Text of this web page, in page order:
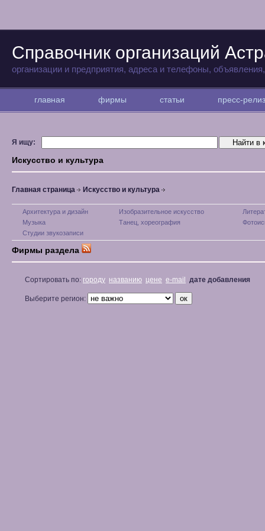
Справочник организаций
организации и предприятия, адреса и телефоны,
главная фирмы статьи пресс-
Я ищу:
Искусство и культура
Главная страница Искусство и культура
Архитектура и дизайн Изобразительное искусство
Музыка
Танец, хореография
Студии звукозаписи
Фирмы раздела
Сортировать по: городу названию цене e-mail дате добавления
Выберите регион: